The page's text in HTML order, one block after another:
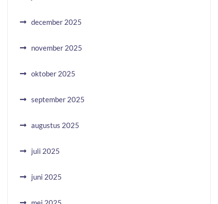
december 2025
november 2025
oktober 2025
september 2025
augustus 2025
juli 2025
juni 2025